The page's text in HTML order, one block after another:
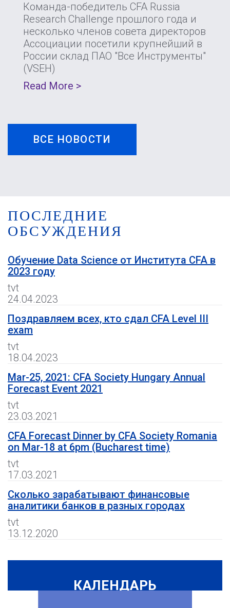
Команда-победитель CFA Russia
Research Challenge прошлого года и
несколько членов совета директоров
Ассоциации посетили крупнейший в
России склад ПАО "Все Инструменты"
(VSEH)
Read More >
ВСЕ НОВОСТИ
ПОСЛЕДНИЕ
ОБСУЖДЕНИЯ
Обучение Data Science от Института CFA в
2023 году
tvt
24.04.2023
Поздравляем всех, кто сдал CFA Level III
exam
tvt
18.04.2023
Mar-25, 2021: CFA Society Hungary Annual
Forecast Event 2021
tvt
23.03.2021
CFA Forecast Dinner by CFA Society Romania
on Mar-18 at 6pm (Bucharest time)
tvt
17.03.2021
Сколько зарабатывают финансовые
аналитики банков в разных городах
tvt
13.12.2020
КАЛЕНДАРЬ